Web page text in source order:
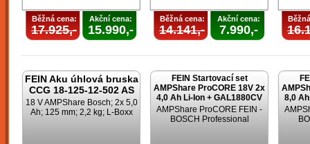
Běžná cena:
17.925,-
Akční cena:
15.990,-
Běžná cena:
14.141,-
Akční cena:
7.990,-
FEIN Aku úhlová bruska
CCG 18-125-12-502 AS
18 V AMPShare Bosch; 2x 5,0
Ah; 125 mm; 2,2 kg; L-Boxx
FEIN Startovací set
AMPShare ProCORE 18V 2x
4,0 Ah Li-Ion + GAL1880CV
AMPShare ProCORE FEIN -
BOSCH Professional
8,0